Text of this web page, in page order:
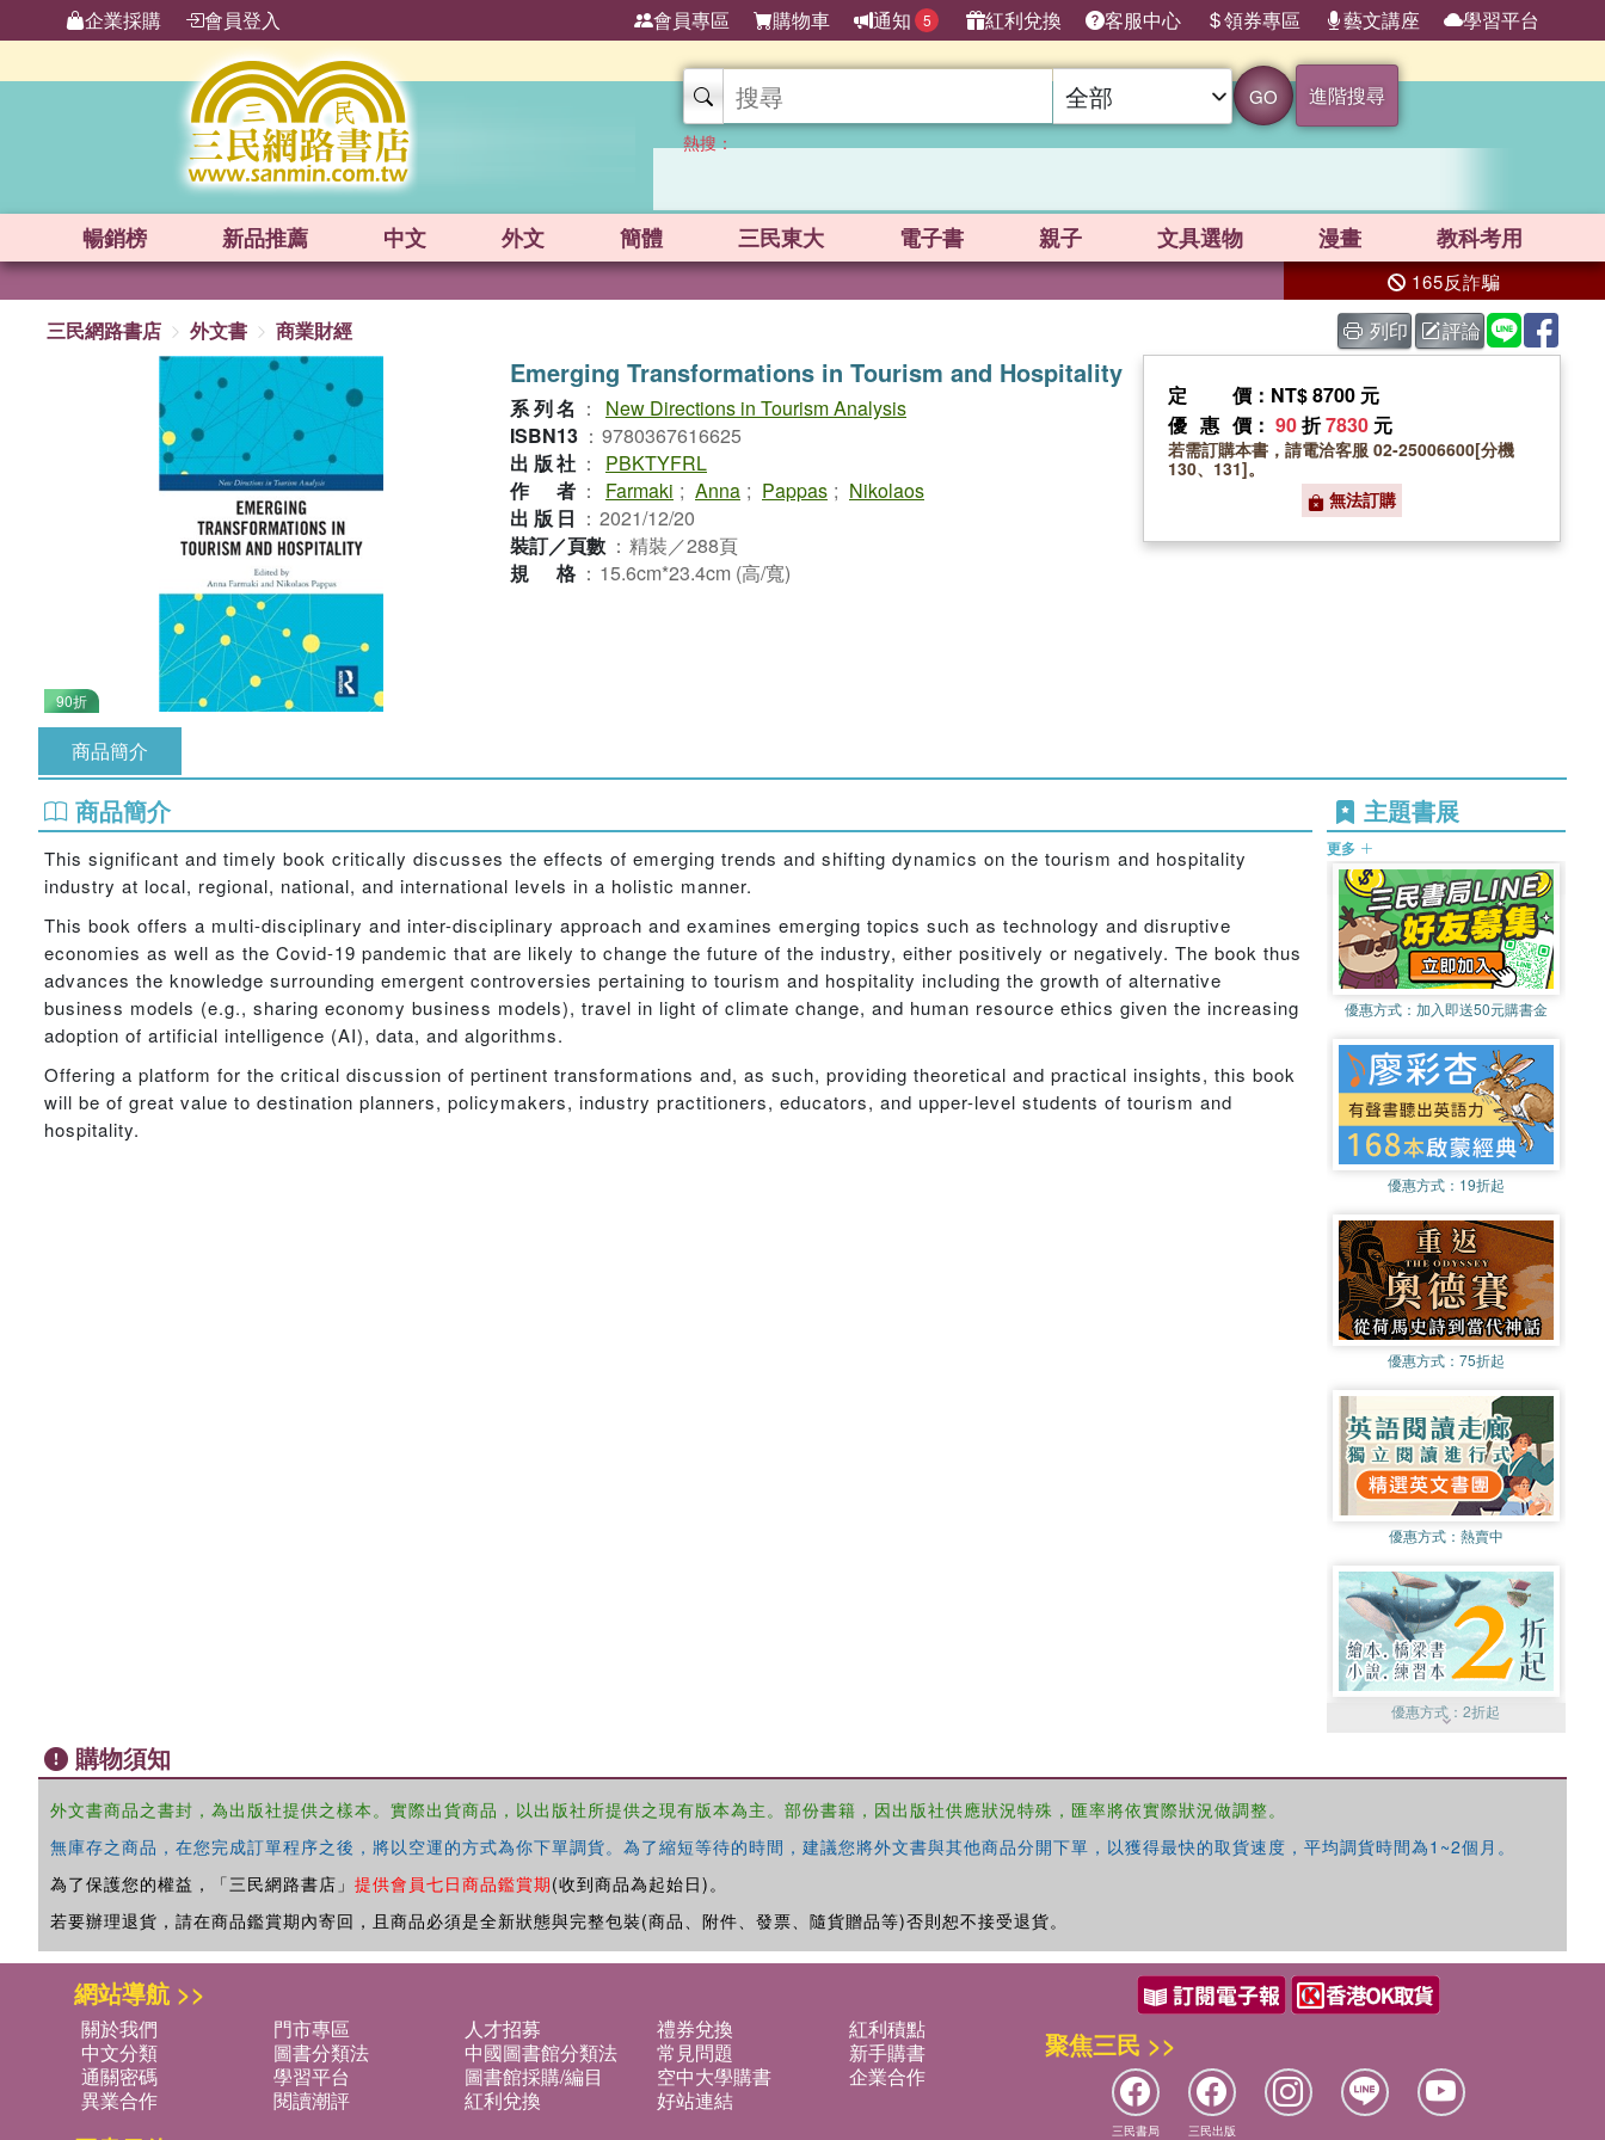
企業採購 會員登入 會員專區 購物車 通知 5 紅利兌換 客服中心 領券專區 藝文講座 學習平台
GO 進階搜尋
熱搜：
暢銷榜 新品推薦 中文 外文 簡體 三民東大 電子書 親子 文具選物 漫畫 教科考用
165反詐騙
三民網路書店 外文書 商業財經 列印 評論
90折
Emerging Transformations in Tourism and Hospitality
系列名 ：
New Directions in Tourism Analysis
ISBN13 ： 9780367616625
出版社 ：
PBKTYFRL
作者 ： Farmaki ; Anna ; Pappas ; Nikolaos
出版日 ： 2021/12/20
裝訂／頁數 ： 精裝／288頁
規格 ： 15.6cm*23.4cm (高/寬)
定價 ：NT$ 8700 元
優惠價 ： 90折7830 元
若需訂購本書，請電洽客服 02-25006600[分機
130、131]。
無法訂購
商品簡介
商品簡介
This significant and timely book critically discusses the effects of emerging trends and shifting dynamics on the tourism and hospitality
industry at local, regional, national, and international levels in a holistic manner.
This book offers a multi-disciplinary and inter-disciplinary approach and examines emerging topics such as technology and disruptive
economies as well as the Covid-19 pandemic that are likely to change the future of the industry, either positively or negatively. The book thus
advances the knowledge surrounding emergent controversies pertaining to tourism and hospitality including the growth of alternative
business models (e.g., sharing economy business models), travel in light of climate change, and human resource ethics given the increasing
adoption of artificial intelligence (AI), data, and algorithms.
Offering a platform for the critical discussion of pertinent transformations and, as such, providing theoretical and practical insights, this book
will be of great value to destination planners, policymakers, industry practitioners, educators, and upper-level students of tourism and
hospitality.
主題書展
更多
優惠方式： 加入即送50元購書金
優惠方式： 19折起
優惠方式： 75折起
優惠方式： 熱賣中
優惠方式：2折起
購物須知
外文書商品之書封，為出版社提供之樣本。實際出貨商品，以出版社所提供之現有版本為主。部份書籍，因出版社供應狀況特殊，匯率將依實際狀況做調整。
無庫存之商品，在您完成訂單程序之後，將以空運的方式為你下單調貨。為了縮短等待的時間，建議您將外文書與其他商品分開下單，以獲得最快的取貨速度，平均調貨時間為1~2個月。
為了保護您的權益，「三民網路書店」 提供會員七日商品鑑賞期(收到商品為起始日)。
若要辦理退貨，請在商品鑑賞期內寄回，且商品必須是全新狀態與完整包裝(商品、附件、發票、隨貨贈品等)否則恕不接受退貨。
網站導航 >>
關於我們 門市專區 人才招募 禮券兌換
紅利積點
中文分類
圖書分類法 中國圖書館分類法 常見問題
新手購書
通關密碼
學習平台 圖書館採購/編目 空中大學購書
企業合作
異業合作
閱讀潮評 紅利兌換 好站連結
聚焦三民 >>
三民書局 三民出版